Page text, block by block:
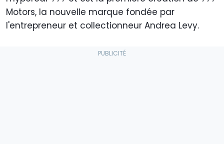
Motors, la nouvelle marque fondée par
l'entrepreneur et collectionneur Andrea Levy.